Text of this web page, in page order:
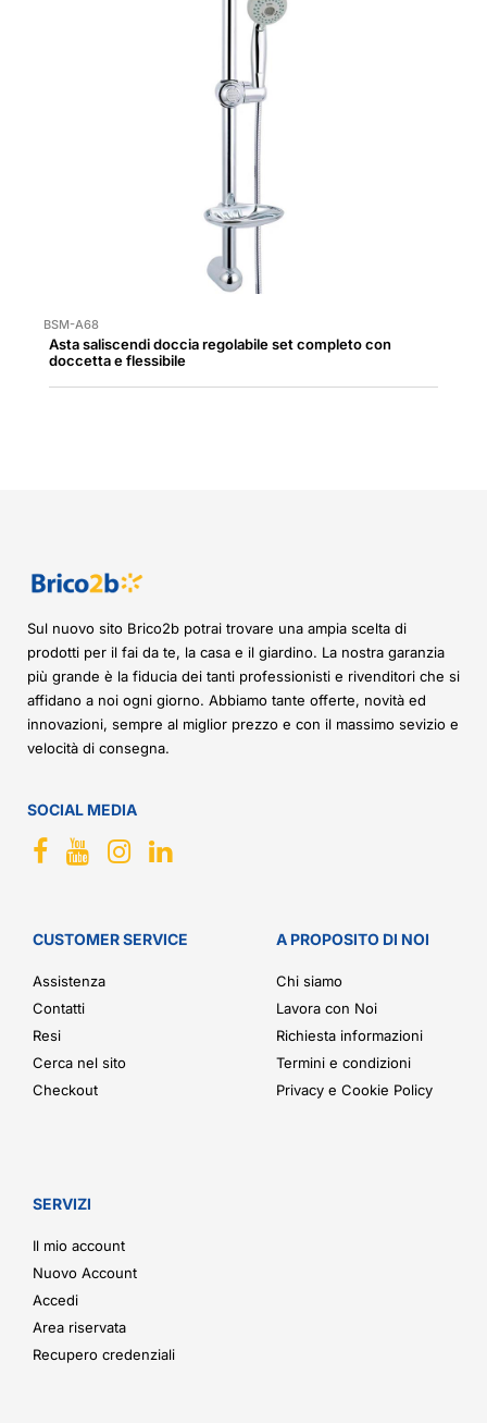
BSM-A68
Asta saliscendi doccia regolabile set completo con
doccetta e flessibile
Sul nuovo sito Brico2b potrai trovare una ampia scelta di
prodotti per il fai da te, la casa e il giardino. La nostra garanzia
più grande è la fiducia dei tanti professionisti e rivenditori che si
affidano a noi ogni giorno. Abbiamo tante offerte, novità ed
innovazioni, sempre al miglior prezzo e con il massimo sevizio e
velocità di consegna.
SOCIAL MEDIA
CUSTOMER SERVICE
Assistenza
Contatti
Resi
Cerca nel sito
Checkout
A PROPOSITO DI NOI
Chi siamo
Lavora con Noi
Richiesta informazioni
Termini e condizioni
Privacy e Cookie Policy
SERVIZI
Il mio account
Nuovo Account
Accedi
Area riservata
Recupero credenziali